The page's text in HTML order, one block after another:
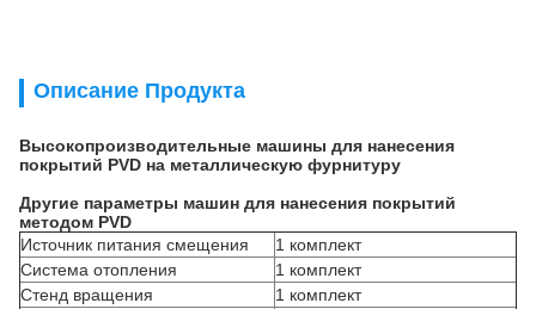
Описание Продукта
Высокопроизводительные машины для нанесения
покрытий PVD на металлическую фурнитуру
Другие параметры машин для нанесения покрытий
методом PVD
Источник питания смещения
1 комплект
Система отопления
1 комплект
Стенд вращения
1 комплект